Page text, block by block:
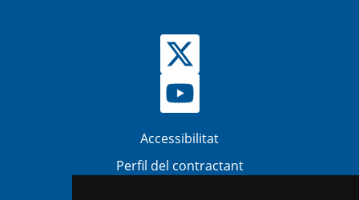
Accessibilitat
Perfil del contractant